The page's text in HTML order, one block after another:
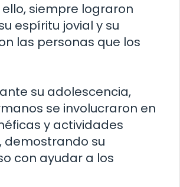
siempre lograron
espíritu jovial y su
las personas que los
su adolescencia,
se involucraron en
y actividades
demostrando su
con ayudar a los